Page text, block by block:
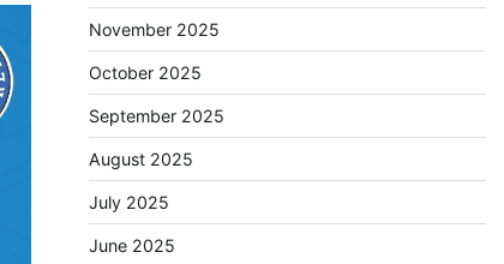
November 2025
October 2025
September 2025
August 2025
July 2025
June 2025